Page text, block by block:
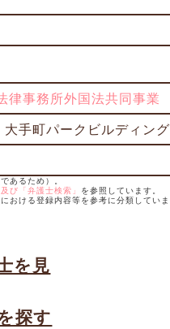
律事務所外国法共同事業
手町パークビルディング
あるため）。
び「弁護士検索」
を参照しています。
おける登録内容等を参考に分類していま
を見
探す